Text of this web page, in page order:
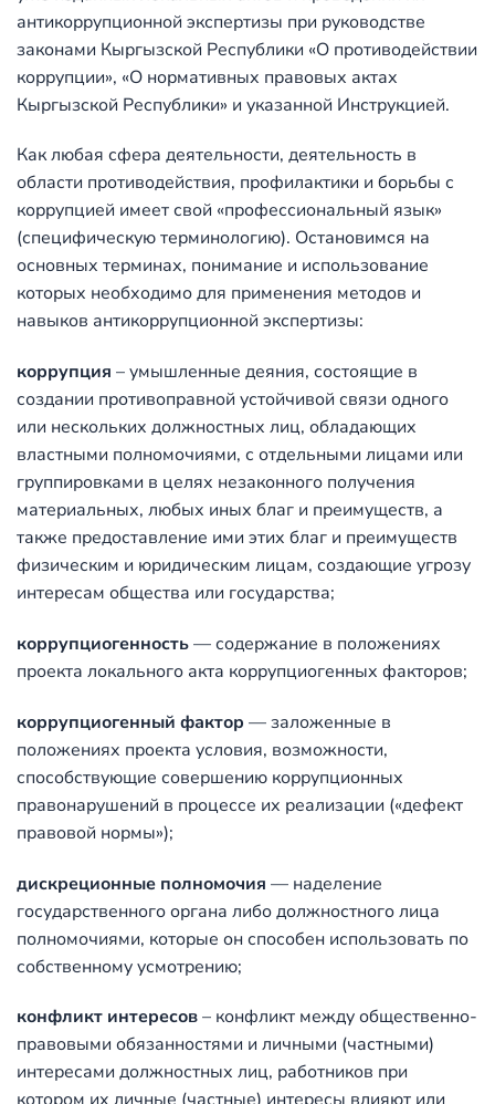
антикоррупционной экспертизы при руководстве
законами Кыргызской Республики «О противодействии
коррупции», «О нормативных правовых актах
Кыргызской Республики» и указанной Инструкцией.
Как любая сфера деятельности, деятельность в
области противодействия, профилактики и борьбы с
коррупцией имеет свой «профессиональный язык»
(специфическую терминологию). Остановимся на
основных терминах, понимание и использование
которых необходимо для применения методов и
навыков антикоррупционной экспертизы:
коррупция – умышленные деяния, состоящие в
создании противоправной устойчивой связи одного
или нескольких должностных лиц, обладающих
властными полномочиями, с отдельными лицами или
группировками в целях незаконного получения
материальных, любых иных благ и преимуществ, а
также предоставление ими этих благ и преимуществ
физическим и юридическим лицам, создающие угрозу
интересам общества или государства;
коррупциогенность— содержание в положениях
проекта локального акта коррупциогенных факторов;
коррупциогенный фактор — заложенные в
положениях проекта условия, возможности,
способствующие совершению коррупционных
правонарушений в процессе их реализации («дефект
правовой нормы»);
дискреционные полномочия — наделение
государственного органа либо должностного лица
полномочиями, которые он способен использовать по
собственному усмотрению;
конфликт интересов– конфликт между общественно-
правовыми обязанностями и личными (частными)
интересами должностных лиц, работников при